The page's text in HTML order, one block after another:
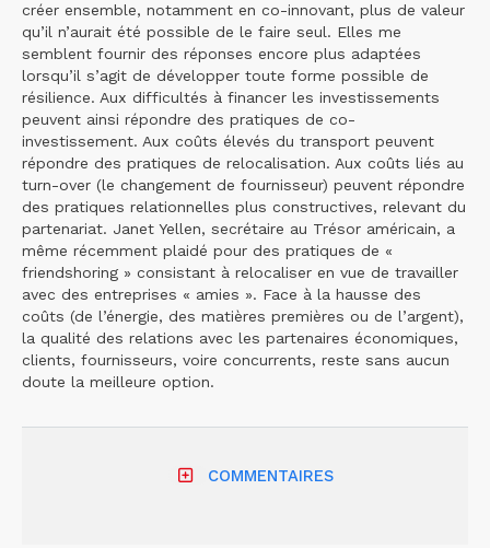
créer ensemble, notamment en co-innovant, plus de valeur
qu’il n’aurait été possible de le faire seul. Elles me
semblent fournir des réponses encore plus adaptées
lorsqu’il s’agit de développer toute forme possible de
résilience. Aux difficultés à financer les investissements
peuvent ainsi répondre des pratiques de co-
investissement. Aux coûts élevés du transport peuvent
répondre des pratiques de relocalisation. Aux coûts liés au
turn-over (le changement de fournisseur) peuvent répondre
des pratiques relationnelles plus constructives, relevant du
partenariat. Janet Yellen, secrétaire au Trésor américain, a
même récemment plaidé pour des pratiques de «
friendshoring » consistant à relocaliser en vue de travailler
avec des entreprises « amies ». Face à la hausse des
coûts (de l’énergie, des matières premières ou de l’argent),
la qualité des relations avec les partenaires économiques,
clients, fournisseurs, voire concurrents, reste sans aucun
doute la meilleure option.
COMMENTAIRES